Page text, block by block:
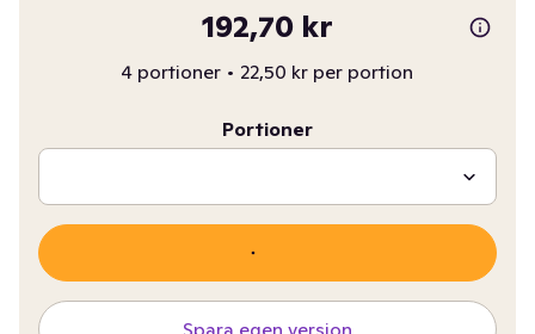
192,70 kr
4 portioner • 22,50 kr per portion
Portioner
Spara egen version